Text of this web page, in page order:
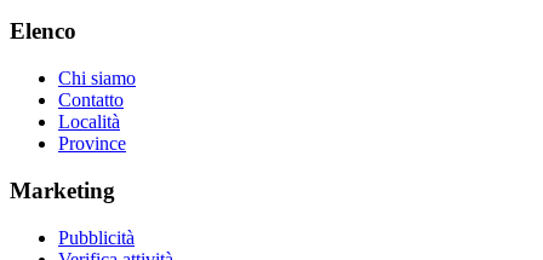
Elenco
Chi siamo
Contatto
Località
Province
Marketing
Pubblicità